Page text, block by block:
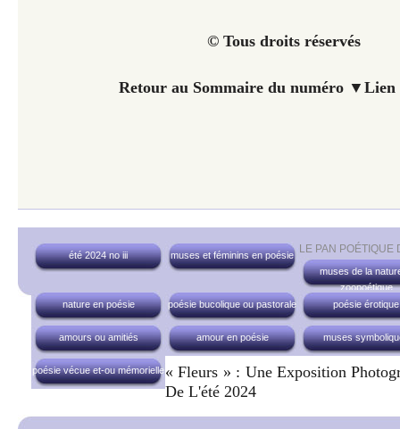
© Tous droits réservés
Retour au Sommaire du numéro ▼ Lien
LE PAN
été 2024 no iii
muses et féminins en poésie
muses de la
zoopoétique
nature en poésie
poésie bucolique ou pastorale poésie érotique
amours ou amitiés amour en poésie muses
poésie vécue et-ou mémorielle« Fleurs » : Une Exposition
De L'été 2024